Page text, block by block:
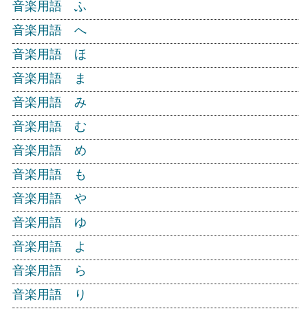
音楽用語 ふ
音楽用語 へ
音楽用語 ほ
音楽用語 ま
音楽用語 み
音楽用語 む
音楽用語 め
音楽用語 も
音楽用語 や
音楽用語 ゆ
音楽用語 よ
音楽用語 ら
音楽用語 り